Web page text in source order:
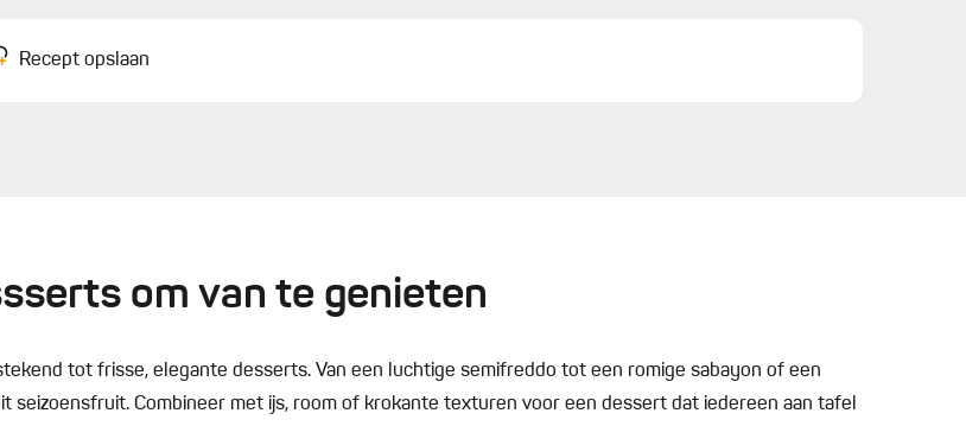
Recept opslaan
om van te genieten
tot frisse, elegante desserts. Van een luchtige semifreddo tot een romige sabayon of een
seizoensfruit. Combineer met ijs, room of krokante texturen voor een dessert dat iedereen aan tafel